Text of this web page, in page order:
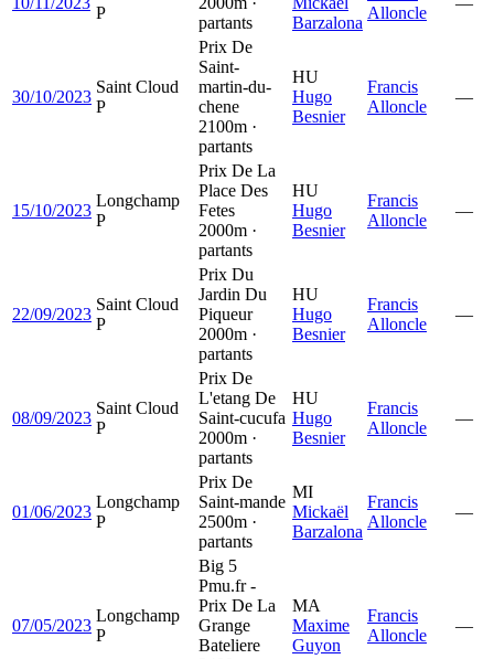
P
partants
Barzalona
Alloncle
30/10/2023
Saint Cloud
P
Prix De
Saint-
martin-du-
chene
2100m ·
partants
HU
Hugo
Besnier
Francis
Alloncle
—
15/10/2023
Longchamp
P
Prix De La
Place Des
Fetes
2000m ·
partants
HU
Hugo
Besnier
Francis
Alloncle
—
22/09/2023
Saint Cloud
P
Prix Du
Jardin Du
Piqueur
2000m ·
partants
HU
Hugo
Besnier
Francis
Alloncle
—
08/09/2023
Saint Cloud
P
Prix De
L'etang De
Saint-cucufa
2000m ·
partants
HU
Hugo
Besnier
Francis
Alloncle
—
01/06/2023
Longchamp
P
Prix De
Saint-mande
2500m ·
partants
MI
Mickaël
Barzalona
Francis
Alloncle
—
07/05/2023
Longchamp
P
Big 5
Pmu.fr -
Prix De La
Grange
Bateliere
MA
Maxime
Guyon
Francis
Alloncle
—